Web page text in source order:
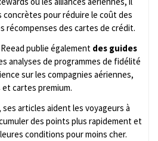
pour réduire le coût des
récompenses des cartes de crédit.
publie également des guides
analyses de programmes de fidélité
sur les compagnies aériennes,
cartes premium.
ses articles aident les voyageurs à
des points plus rapidement et
conditions pour moins cher.